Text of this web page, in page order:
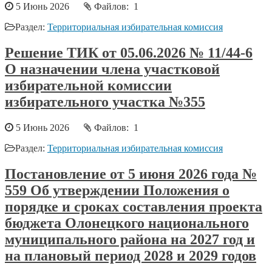
5 Июнь 2026
Файлов: 1
Раздел: Территориальная избирательная комиссия
Решение ТИК от 05.06.2026 № 11/44-6
О назначении члена участковой
избирательной комиссии
избирательного участка №355
5 Июнь 2026
Файлов: 1
Раздел: Территориальная избирательная комиссия
Постановление от 5 июня 2026 года №
559 Об утверждении Положения о
порядке и сроках составления проекта
бюджета Олонецкого национального
муниципального района на 2027 год и
на плановый период 2028 и 2029 годов